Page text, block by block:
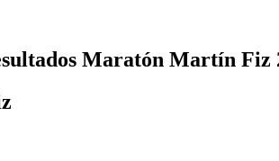
Maratón Martín Fiz